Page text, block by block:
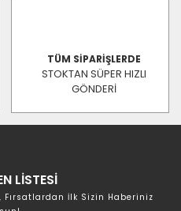
TÜM SİPARİŞLERDE
STOKTAN SÜPER HIZLI
GÖNDERİ
LİSTESİ
Fırsatlardan İlk Sizin Haberiniz